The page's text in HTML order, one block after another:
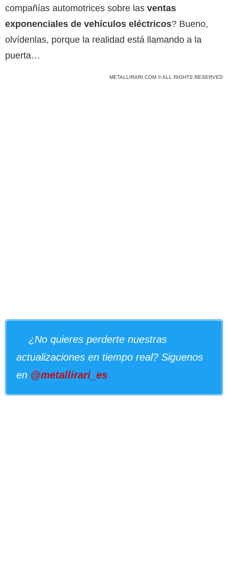
compañías automotrices sobre las ventas
exponenciales de vehículos eléctricos? Bueno,
olvídenlas, porque la realidad está llamando a la
puerta…
METALLIRARI.COM © ALL RIGHTS RESERVED
¿No quieres perderte nuestras
actualizaciones en tiempo real? Siguenos
en @metallirari_es